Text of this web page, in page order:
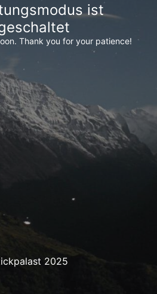
ist
Thank you for your patience!
2025